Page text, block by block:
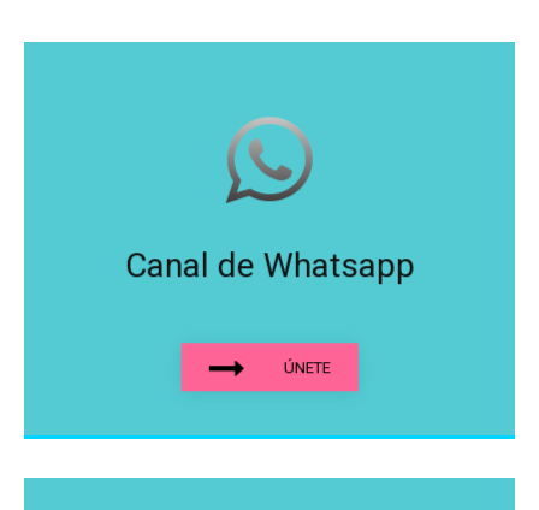
Canal de Whatsapp
ÚNETE